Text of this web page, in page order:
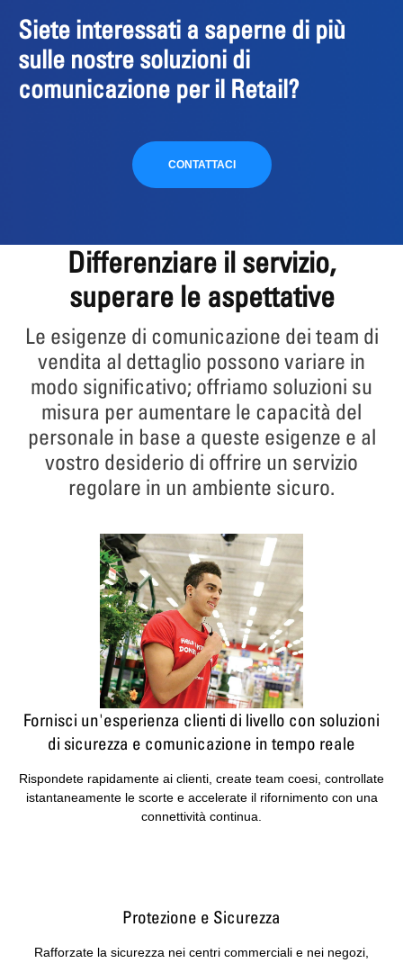
Siete interessati a saperne di più
sulle nostre soluzioni di
comunicazione per il Retail?
CONTATTACI
Differenziare il servizio,
superare le aspettative
Le esigenze di comunicazione dei team di
vendita al dettaglio possono variare in
modo significativo; offriamo soluzioni su
misura per aumentare le capacità del
personale in base a queste esigenze e al
vostro desiderio di offrire un servizio
regolare in un ambiente sicuro.
Fornisci un'esperienza clienti di livello con soluzioni
di sicurezza e comunicazione in tempo reale
Rispondete rapidamente ai clienti, create team coesi, controllate
istantaneamente le scorte e accelerate il rifornimento con una
connettività continua.
Protezione e Sicurezza
Rafforzate la sicurezza nei centri commerciali e nei negozi,